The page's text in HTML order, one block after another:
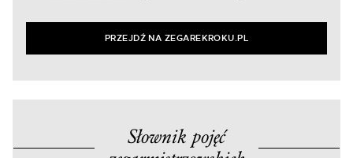
PRZEJDŹ NA ZEGAREKROKU.PL
Słownik pojęć